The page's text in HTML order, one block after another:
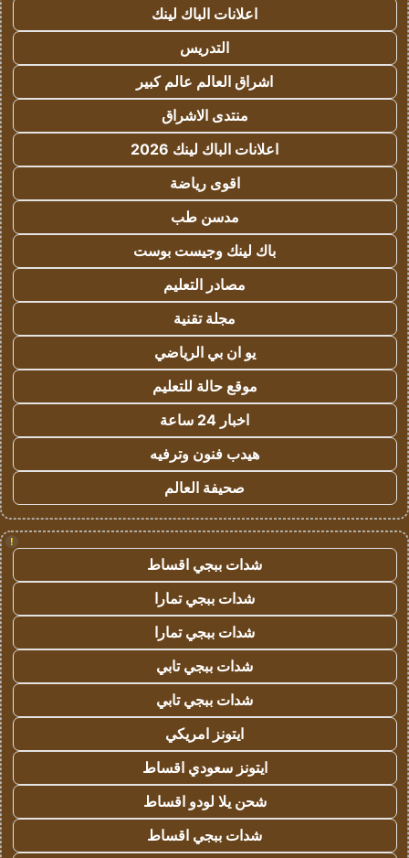
اعلانات الباك لينك
التدريس
اشراق العالم عالم كبير
منتدى الاشراق
اعلانات الباك لينك 2026
اقوى رياضة
مدسن طب
باك لينك وجيست بوست
مصادر التعليم
مجلة تقنية
يو ان بي الرياضي
موقع حالة للتعليم
اخبار 24 ساعة
هيدب فنون وترفيه
صحيفة العالم
!
شدات ببجي اقساط
شدات ببجي تمارا
شدات ببجي تمارا
شدات ببجي تابي
شدات ببجي تابي
ايتونز امريكي
ايتونز سعودي اقساط
شحن يلا لودو اقساط
شدات ببجي اقساط